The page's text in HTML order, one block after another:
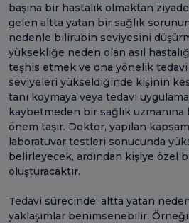
başına bir hastalık olmaktan
gelen altta yatan bir sağlık
nedenle bilirubin seviyesini
yüksekliğe neden olan asıl
teşhis etmek ve ona yönelik
seviyeleri yükseldiğinde kişinin
tanı koymaya veya tedavi
kaybetmeden bir sağlık uzmanına
önem taşır. Doktor, yapılan
laboratuvar testleri sonucunda
belirleyecek, ardından kişiye özel
oluşturacaktır.
Tedavi sürecinde, altta yatan
yaklaşımlar benimsenebilir.